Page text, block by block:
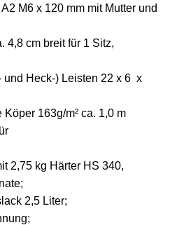
M6 x 120 mm mit Mutter und
4,8 cm breit für 1 Sitz,
und Heck-) Leisten 22 x 6 x
163g/m² ca. 1,0 m
2,75 kg Härter HS 340,
2,5 Liter;